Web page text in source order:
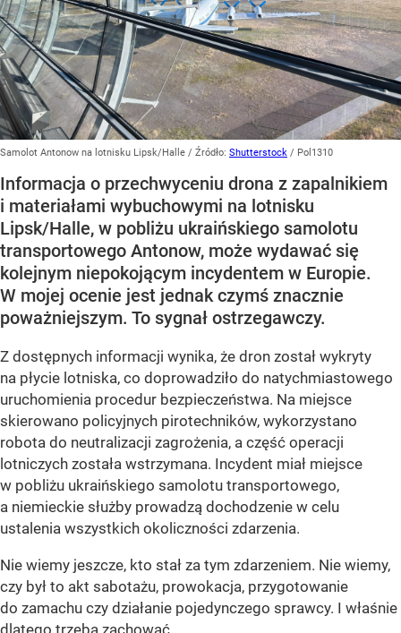
Samolot Antonow na lotnisku Lipsk/Halle / Źródło: Shutterstock / Pol1310
Informacja o przechwyceniu drona z zapalnikiem
i materiałami wybuchowymi na lotnisku
Lipsk/Halle, w pobliżu ukraińskiego samolotu
transportowego Antonow, może wydawać się
kolejnym niepokojącym incydentem w Europie.
W mojej ocenie jest jednak czymś znacznie
poważniejszym. To sygnał ostrzegawczy.
Z dostępnych informacji wynika, że dron został wykryty
na płycie lotniska, co doprowadziło do natychmiastowego
uruchomienia procedur bezpieczeństwa. Na miejsce
skierowano policyjnych pirotechników, wykorzystano
robota do neutralizacji zagrożenia, a część operacji
lotniczych została wstrzymana. Incydent miał miejsce
w pobliżu ukraińskiego samolotu transportowego,
a niemieckie służby prowadzą dochodzenie w celu
ustalenia wszystkich okoliczności zdarzenia.
Nie wiemy jeszcze, kto stał za tym zdarzeniem. Nie wiemy,
czy był to akt sabotażu, prowokacja, przygotowanie
do zamachu czy działanie pojedynczego sprawcy. I właśnie